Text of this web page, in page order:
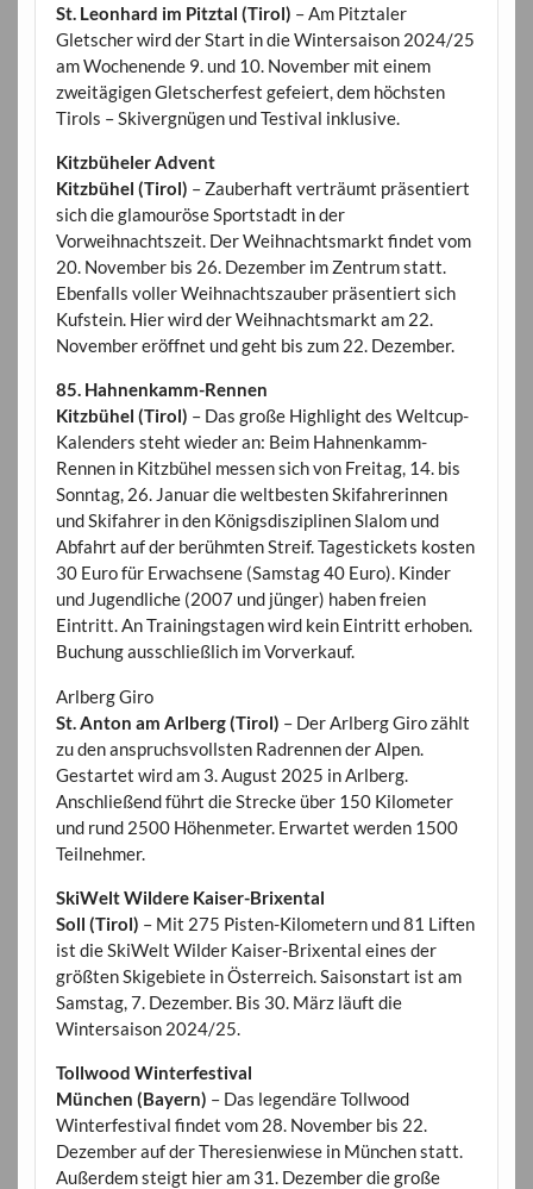
St. Leonhard im Pitztal (Tirol) – Am Pitztaler
Gletscher wird der Start in die Wintersaison 2024/25
am Wochenende 9. und 10. November mit einem
zweitägigen Gletscherfest gefeiert, dem höchsten
Tirols – Skivergnügen und Testival inklusive.
Kitzbüheler Advent
Kitzbühel (Tirol) – Zauberhaft verträumt präsentiert
sich die glamouröse Sportstadt in der
Vorweihnachtszeit. Der Weihnachtsmarkt findet vom
20. November bis 26. Dezember im Zentrum statt.
Ebenfalls voller Weihnachtszauber präsentiert sich
Kufstein. Hier wird der Weihnachtsmarkt am 22.
November eröffnet und geht bis zum 22. Dezember.
85. Hahnenkamm-Rennen
Kitzbühel (Tirol) – Das große Highlight des Weltcup-
Kalenders steht wieder an: Beim Hahnenkamm-
Rennen in Kitzbühel messen sich von Freitag, 14. bis
Sonntag, 26. Januar die weltbesten Skifahrerinnen
und Skifahrer in den Königsdisziplinen Slalom und
Abfahrt auf der berühmten Streif. Tagestickets kosten
30 Euro für Erwachsene (Samstag 40 Euro). Kinder
und Jugendliche (2007 und jünger) haben freien
Eintritt. An Trainingstagen wird kein Eintritt erhoben.
Buchung ausschließlich im Vorverkauf.
Arlberg Giro
St. Anton am Arlberg (Tirol) – Der Arlberg Giro zählt
zu den anspruchsvollsten Radrennen der Alpen.
Gestartet wird am 3. August 2025 in Arlberg.
Anschließend führt die Strecke über 150 Kilometer
und rund 2500 Höhenmeter. Erwartet werden 1500
Teilnehmer.
SkiWelt Wildere Kaiser-Brixental
Soll (Tirol) – Mit 275 Pisten-Kilometern und 81 Liften
ist die SkiWelt Wilder Kaiser-Brixental eines der
größten Skigebiete in Österreich. Saisonstart ist am
Samstag, 7. Dezember. Bis 30. März läuft die
Wintersaison 2024/25.
Tollwood Winterfestival
München (Bayern) – Das legendäre Tollwood
Winterfestival findet vom 28. November bis 22.
Dezember auf der Theresienwiese in München statt.
Außerdem steigt hier am 31. Dezember die große